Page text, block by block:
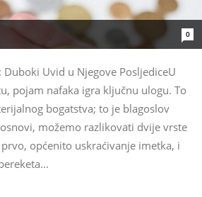
0
Duboki Uvid u Njegove PosljediceU
pojam nafaka igra ključnu ulogu. To
bogatstva; to je blagoslov
možemo razlikovati dvije vrste
općenito uskraćivanje imetka, i